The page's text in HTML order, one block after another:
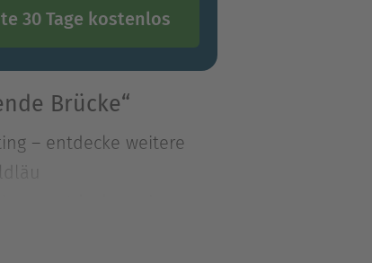
30 Tage kostenlos
Brücke“
– entdecke weitere
Lehrling Will in